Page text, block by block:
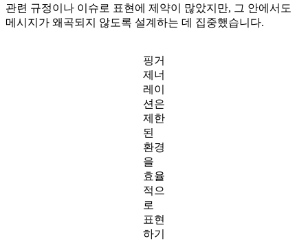
관련 규정이나 이슈로 표현에 제약이 많았지만, 그 안에서도
메시지가 왜곡되지 않도록 설계하는 데 집중했습니다.
핑거
제너
레이
션은
제한
된
환경
을
효율
적으
로
표현
하기